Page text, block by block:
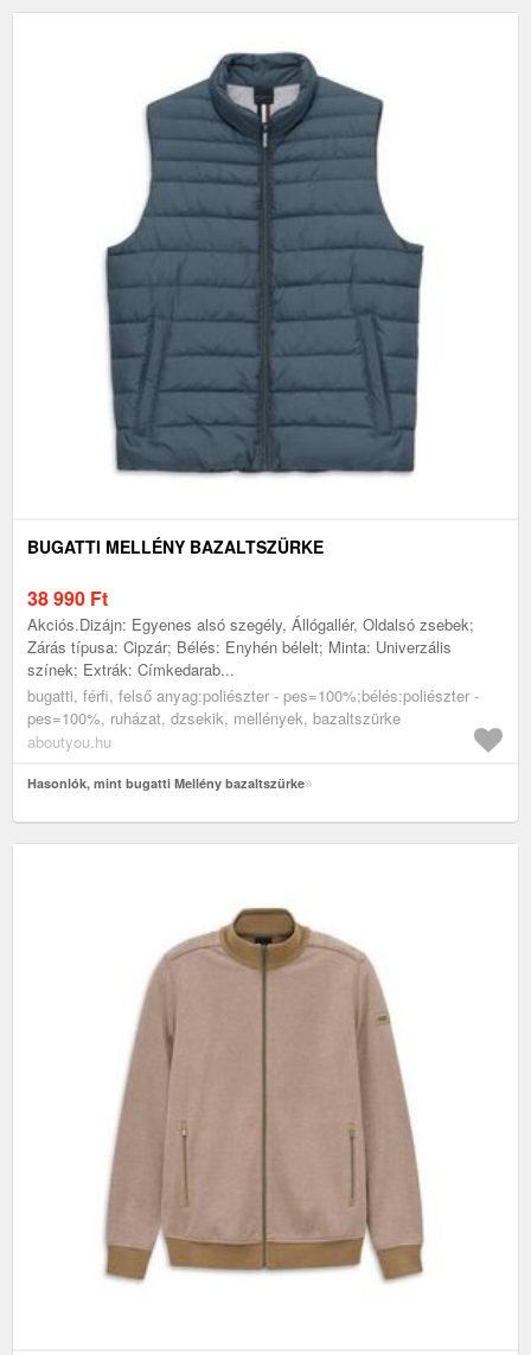
BUGATTI MELLÉNY BAZALTSZÜRKE
38 990 Ft
Akciós.Dizájn: Egyenes alsó szegély, Állógallér, Oldalsó zsebek;
Zárás típusa: Cipzár; Bélés: Enyhén bélelt; Minta: Univerzális
színek; Extrák: Címkedarab...
bugatti, férfi, felső anyag:poliészter - pes=100%;bélés:poliészter -
pes=100%, ruházat, dzsekik, mellények, bazaltszürke
aboutyou.hu
Hasonlók, mint bugatti Mellény bazaltszürke